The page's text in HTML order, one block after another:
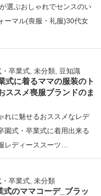
選ぶおしゃれでセンスのい
ーマル(喪服・礼服)30代女
・卒業式 ,未分類 豆知識
式に着るママの服装のト
ススメ喪服ブランドのま
れに魅せるおススメなレデ
園式・卒業式に着用出来る
レディーススーツ…
・卒業式 ,未分類
式のママコーデ_ブラッ